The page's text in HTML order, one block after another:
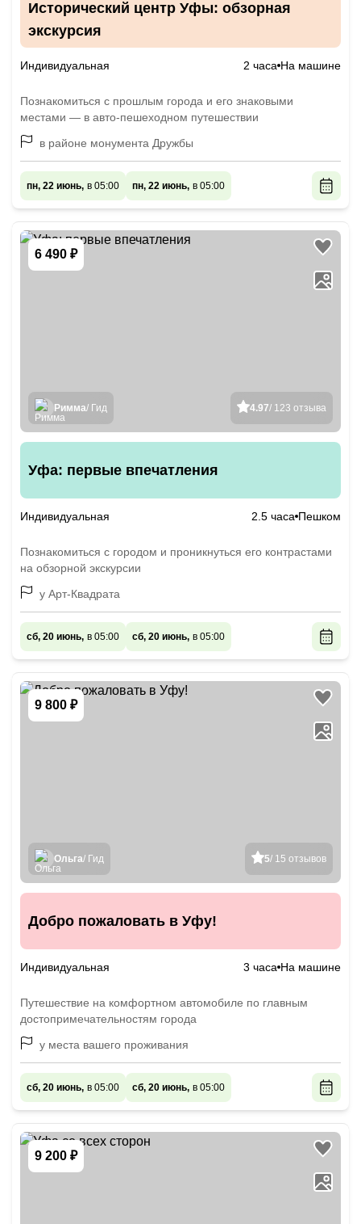
Исторический центр Уфы: обзорная
экскурсия
Индивидуальная 2 часа На машине
Познакомиться с прошлым города и его знаковыми
местами — в авто-пешеходном путешествии
в районе монумента Дружбы
пн, 22 июнь, в 05:00 пн, 22 июнь, в 05:00
6 490 ₽
4.97/ 123 отзыва
Римма/ Гид
Уфа: первые впечатления
Индивидуальная 2.5 часа Пешком
Познакомиться с городом и проникнуться его контрастами
на обзорной экскурсии
у Арт-Квадрата
сб, 20 июнь, в 05:00 сб, 20 июнь, в 05:00
9 800 ₽
5/ 15 отзывов
Ольга/ Гид
Добро пожаловать в Уфу!
Индивидуальная 3 часа На машине
Путешествие на комфортном автомобиле по главным
достопримечательностям города
у места вашего проживания
сб, 20 июнь, в 05:00 сб, 20 июнь, в 05:00
9 200 ₽